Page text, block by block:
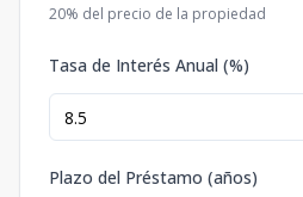
20% del precio de la propiedad
Tasa de Interés Anual (%)
Plazo del Préstamo (años)